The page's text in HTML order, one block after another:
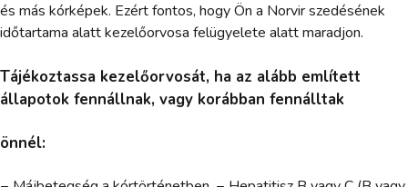
és más kórképek. Ezért fontos, hogy Ön a Norvir szedésének
időtartama alatt kezelőorvosa felügyelete alatt maradjon.
Tájékoztassa kezelőorvosát, ha az alább említett
állapotok fennállnak, vagy korábban fennálltak
önnél: